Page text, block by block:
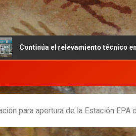
relevamiento técnico en Perito
para apertura de la Estación EPA